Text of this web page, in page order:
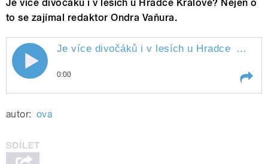
Je více divočáků i v lesích u Hradce Králové? Nejen o
to se zajímal redaktor Ondra Vaňura.
Je více divočáků i v lesích u Hradce
Králové?
Je více divočáků i v lesích u Hradce
0:00
Hradce
autor: ova